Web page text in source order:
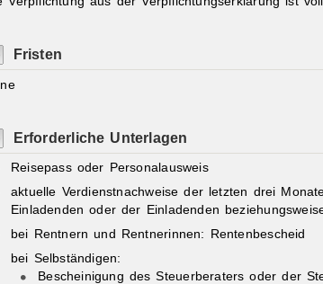
Fristen
Erforderliche Unterlagen
Reisepass oder Personalausweis
aktuelle Verdienstnachweise der letzten drei
Einladenden oder der Einladenden
bei Rentnern und Rentnerinnen: Rentenbescheid
bei Selbständigen:
Bescheinigung des Steuerberaters oder der